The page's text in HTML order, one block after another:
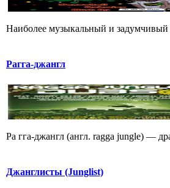
Hаиболее музыкальный и задумчивый
Рагга-джангл
Ра гга-джангл (англ. ragga jungle) —
Джанглисты (Junglist)